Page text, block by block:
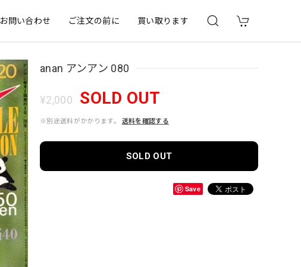
お問い合わせ ご注文の前に 買い取ります
anan アンアン 080
¥2,000 SOLD OUT
※別途送料がかかります。 送料を確認する
SOLD OUT
Save